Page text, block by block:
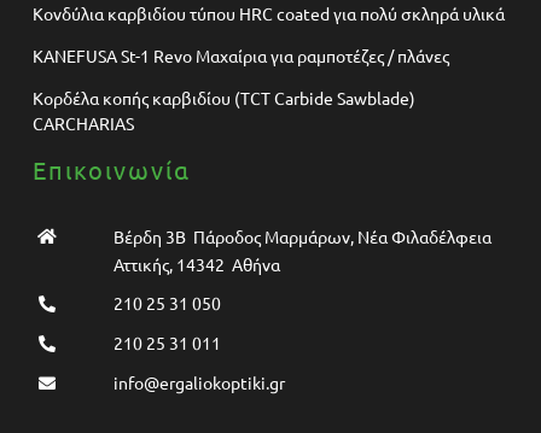
Κονδύλια καρβιδίου τύπου HRC coated για πολύ σκληρά υλικά
KANEFUSA St-1 Revo Μαχαίρια για ραμποτέζες / πλάνες
Κορδέλα κοπής καρβιδίου (TCT Carbide Sawblade)
CARCHARIAS
Επικοινωνία
Βέρδη 3Β Πάροδος Μαρμάρων, Νέα Φιλαδέλφεια
Αττικής, 14342 Αθήνα
210 25 31 050
210 25 31 011
info@ergaliokoptiki.gr